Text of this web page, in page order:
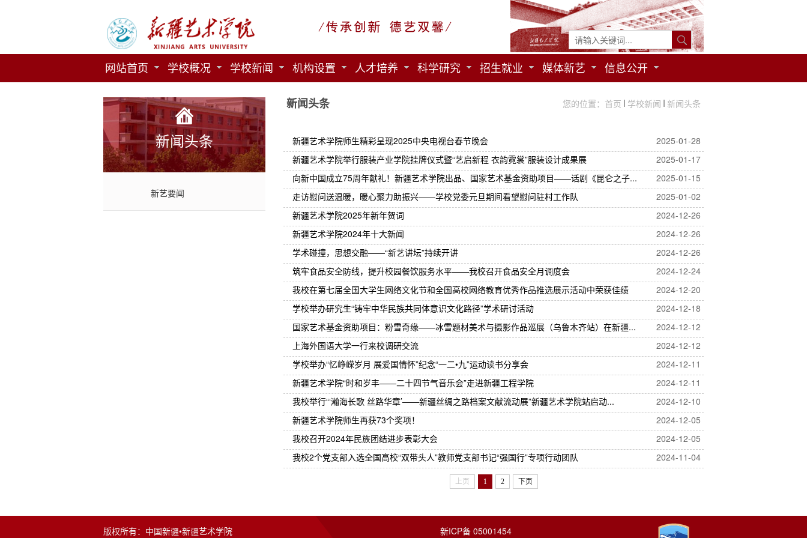
网站首页 学校概况 学校新闻 机构设置 人才培养 科学研究 招生就业 媒体新艺 信息公开
新闻头条
新艺要闻
新闻头条 您的位置： 首页 学校新闻 新闻头条
新疆艺术学院师生精彩呈现2025中央电视台春节晚会
2025-01-28
新疆艺术学院举行服装产业学院挂牌仪式暨“艺启新程 衣韵霓裳”服装设计成果展
2025-01-17
向新中国成立75周年献礼！新疆艺术学院出品、国家艺术基金资助项目——话剧《昆仑之子...
2025-01-15
走访慰问送温暖，暖心聚力助振兴——学校党委元旦期间看望慰问驻村工作队
2025-01-02
新疆艺术学院2025年新年贺词
2024-12-26
新疆艺术学院2024年十大新闻
2024-12-26
学术碰撞，思想交融——“新艺讲坛”持续开讲
2024-12-26
筑牢食品安全防线，提升校园餐饮服务水平——我校召开食品安全月调度会
2024-12-24
我校在第七届全国大学生网络文化节和全国高校网络教育优秀作品推选展示活动中荣获佳绩
2024-12-20
学校举办研究生“铸牢中华民族共同体意识文化路径”学术研讨活动
2024-12-18
国家艺术基金资助项目：粉雪奇缘——冰雪题材美术与摄影作品巡展（乌鲁木齐站）在新疆...
2024-12-12
上海外国语大学一行来校调研交流
2024-12-12
学校举办“忆峥嵘岁月 展爱国情怀”纪念“一二•九”运动读书分享会
2024-12-11
新疆艺术学院“时和岁丰——二十四节气音乐会”走进新疆工程学院
2024-12-11
我校举行“‘瀚海长歌 丝路华章’——新疆丝绸之路档案文献流动展”新疆艺术学院站启动...
2024-12-10
新疆艺术学院师生再获73个奖项！
2024-12-05
我校召开2024年民族团结进步表彰大会
2024-12-05
我校2个党支部入选全国高校“双带头人”教师党支部书记“强国行”专项行动团队
2024-11-04
上页 1 2 下页
版权所有：中国新疆•新疆艺术学院 新ICP备 05001454